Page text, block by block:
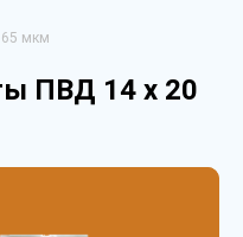
мкм
ПВД 14 х 20